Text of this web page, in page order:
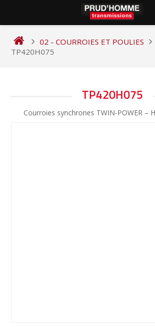
content
02 - COURROIES ET POULIES
TP420H075
TP420H075
Courroies synchrones TWIN-POWER –